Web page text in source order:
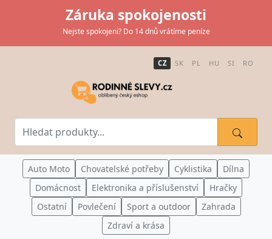
Záruka spokojenosti
Nejste spokojeni? Do 14 dnů vrátíme peníze
CZ SK PL HU SI RO
Auto Moto Chovatelské potřeby Cyklistika
Dílna
Domácnost
Elektronika a příslušenství
Hračky
Ostatní
Povlečení Sport a outdoor
Zahrada
Zdraví a krása